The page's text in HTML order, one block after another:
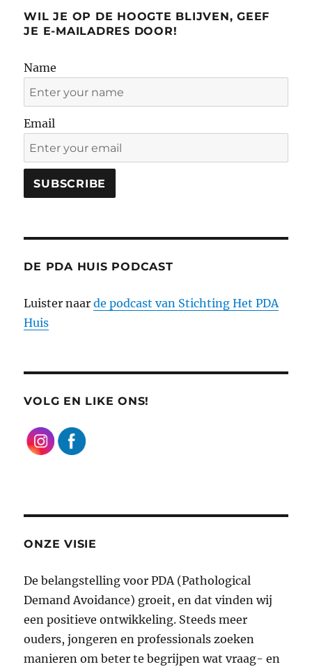
WIL JE OP DE HOOGTE BLIJVEN, GEEF
JE E-MAILADRES DOOR!
Name
Email
DE PDA HUIS PODCAST
Luister naarde podcast van Stichting Het PDA
Huis
VOLG EN LIKE ONS!
ONZE VISIE
De belangstelling voor PDA (Pathological
Demand Avoidance) groeit, en dat vinden wij
een positieve ontwikkeling. Steeds meer
ouders, jongeren en professionals zoeken
manieren om beter te begrijpen wat vraag- en